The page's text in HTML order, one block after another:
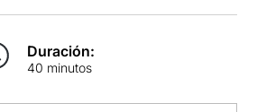
Duración:
40 minutos